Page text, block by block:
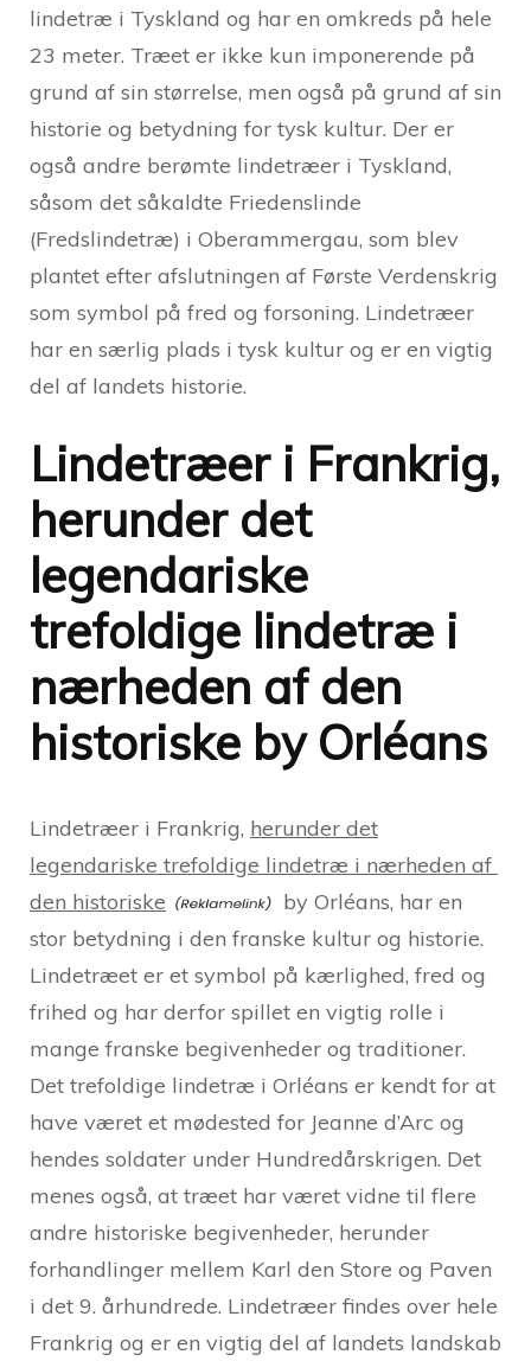
lindetræ i Tyskland og har en omkreds på hele
23 meter. Træet er ikke kun imponerende på
grund af sin størrelse, men også på grund af sin
historie og betydning for tysk kultur. Der er
også andre berømte lindetræer i Tyskland,
såsom det såkaldte Friedenslinde
(Fredslindetræ) i Oberammergau, som blev
plantet efter afslutningen af Første Verdenskrig
som symbol på fred og forsoning. Lindetræer
har en særlig plads i tysk kultur og er en vigtig
del af landets historie.
Lindetræer i Frankrig,
herunder det
legendariske
trefoldige lindetræ i
nærheden af ​​den
historiske by Orléans
Lindetræer i Frankrig, herunder det
legendariske trefoldige lindetræ i nærheden af ​​
den historiske
by Orléans, har en
stor betydning i den franske kultur og historie.
Lindetræet er et symbol på kærlighed, fred og
frihed og har derfor spillet en vigtig rolle i
mange franske begivenheder og traditioner.
Det trefoldige lindetræ i Orléans er kendt for at
have været et mødested for Jeanne d’Arc og
hendes soldater under Hundredårskrigen. Det
menes også, at træet har været vidne til flere
andre historiske begivenheder, herunder
forhandlinger mellem Karl den Store og Paven
i det 9. århundrede. Lindetræer findes over hele
Frankrig og er en vigtig del af landets landskab